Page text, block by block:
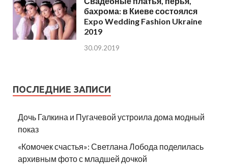
бахрома: в Киеве состоялся
Expo Wedding Fashion Ukraine
2019
30.09.2019
ПОСЛЕДНИЕ ЗАПИСИ
Дочь Галкина и Пугачевой устроила дома модный
показ
«Комочек счастья»: Светлана Лобода поделилась
архивным фото с младшей дочкой